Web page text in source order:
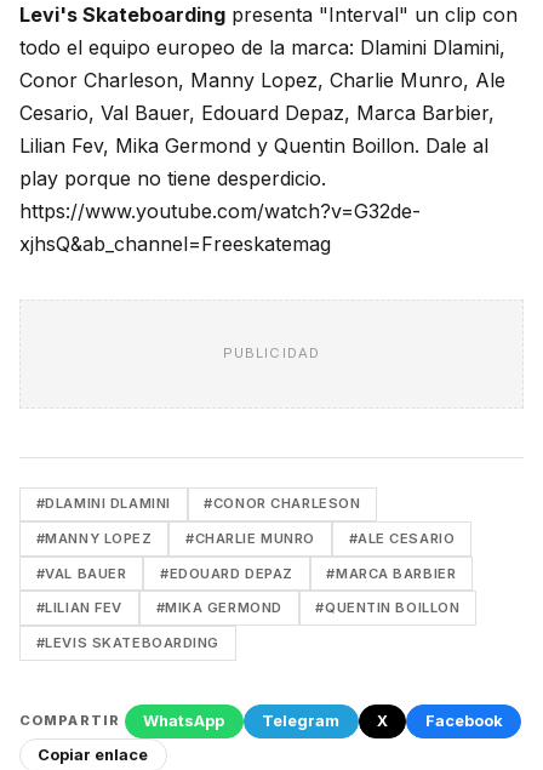
Levi's Skateboarding presenta "Interval" un clip con
todo el equipo europeo de la marca: Dlamini Dlamini,
Conor Charleson, Manny Lopez, Charlie Munro, Ale
Cesario, Val Bauer, Edouard Depaz, Marca Barbier,
Lilian Fev, Mika Germond y Quentin Boillon. Dale al
play porque no tiene desperdicio.
https://www.youtube.com/watch?v=G32de-
xjhsQ&ab_channel=Freeskatemag
PUBLICIDAD
#DLAMINI DLAMINI #CONOR CHARLESON
#MANNY LOPEZ #CHARLIE MUNRO #ALE CESARIO
#VAL BAUER #EDOUARD DEPAZ #MARCA BARBIER
#LILIAN FEV #MIKA GERMOND #QUENTIN BOILLON
#LEVIS SKATEBOARDING
COMPARTIR WhatsApp Telegram X
Facebook
Copiar enlace